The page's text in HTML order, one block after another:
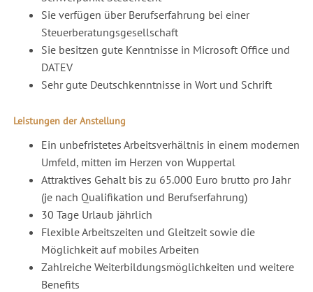
Sie verfügen über Berufserfahrung bei einer
Steuerberatungsgesellschaft
Sie besitzen gute Kenntnisse in Microsoft Office und
DATEV
Sehr gute Deutschkenntnisse in Wort und Schrift
Leistungen der Anstellung
Ein unbefristetes Arbeitsverhältnis in einem modernen
Umfeld, mitten im Herzen von Wuppertal
Attraktives Gehalt bis zu 65.000 Euro brutto pro Jahr
(je nach Qualifikation und Berufserfahrung)
30 Tage Urlaub jährlich
Flexible Arbeitszeiten und Gleitzeit sowie die
Möglichkeit auf mobiles Arbeiten
Zahlreiche Weiterbildungsmöglichkeiten und weitere
Benefits